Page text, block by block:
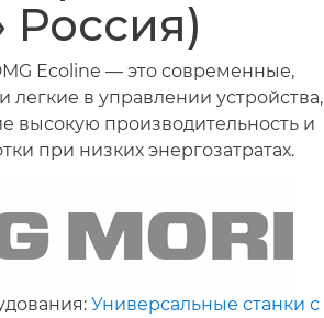
Россия)
Ecoline — это современные,
легкие в управлении устройства,
высокую производительность и
при низких энергозатратах.
Универсальные станки с